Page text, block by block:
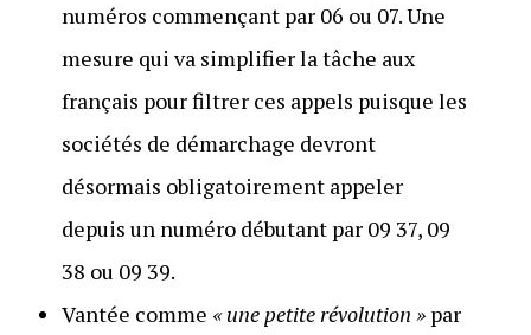
numéros commençant par 06 ou 07. Une
mesure qui va simplifier la tâche aux
français pour filtrer ces appels puisque les
sociétés de démarchage devront
désormais obligatoirement appeler
depuis un numéro débutant par 09 37, 09
38 ou 09 39.
Vantée comme « une petite révolution »par